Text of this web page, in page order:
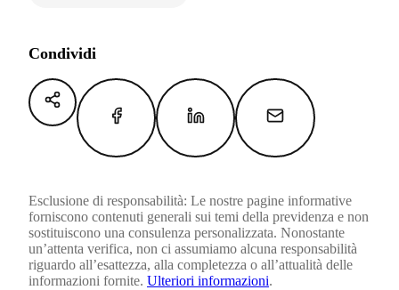
Condividi
Esclusione di responsabilità: Le nostre pagine informative
forniscono contenuti generali sui temi della previdenza e non
sostituiscono una consulenza personalizzata. Nonostante
un’attenta verifica, non ci assumiamo alcuna responsabilità
riguardo all’esattezza, alla completezza o all’attualità delle
informazioni fornite. Ulteriori informazioni.